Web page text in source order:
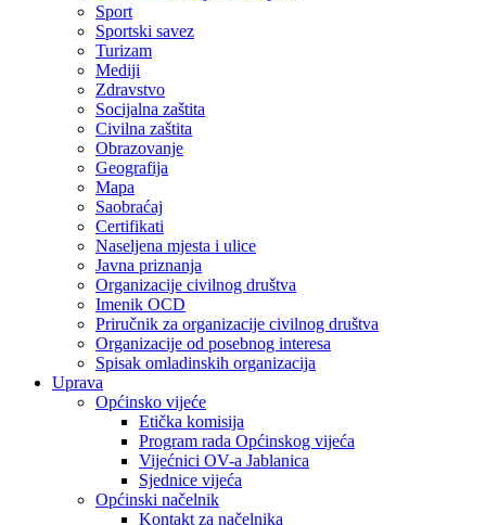
Sport
Sportski savez
Turizam
Mediji
Zdravstvo
Socijalna zaštita
Civilna zaštita
Obrazovanje
Geografija
Mapa
Saobraćaj
Certifikati
Naseljena mjesta i ulice
Javna priznanja
Organizacije civilnog društva
Imenik OCD
Priručnik za organizacije civilnog društva
Organizacije od posebnog interesa
Spisak omladinskih organizacija
Uprava
Općinsko vijeće
Etička komisija
Program rada Općinskog vijeća
Vijećnici OV-a Jablanica
Sjednice vijeća
Općinski načelnik
Kontakt za načelnika